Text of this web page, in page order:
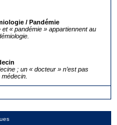
/ Pandémie
« pandémie » appartiennent au
; un « docteur » n’est pas